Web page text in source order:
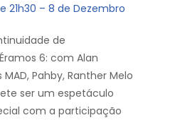
21h30 – 8 de Dezembro
de
6: com Alan
Pahby, Ranther Melo
ser um espetáculo
com a participação